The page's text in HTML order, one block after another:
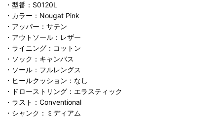
・型番：S0120L
・カラー：Nougat Pink
・アッパー：サテン
・アウトソール：レザー
・ライニング：コットン
・ソック：キャンバス
・ソール：フルレングス
・ヒールクッション：なし
・ドローストリング：エラスティック
・ラスト：Conventional
・シャンク：ミディアム